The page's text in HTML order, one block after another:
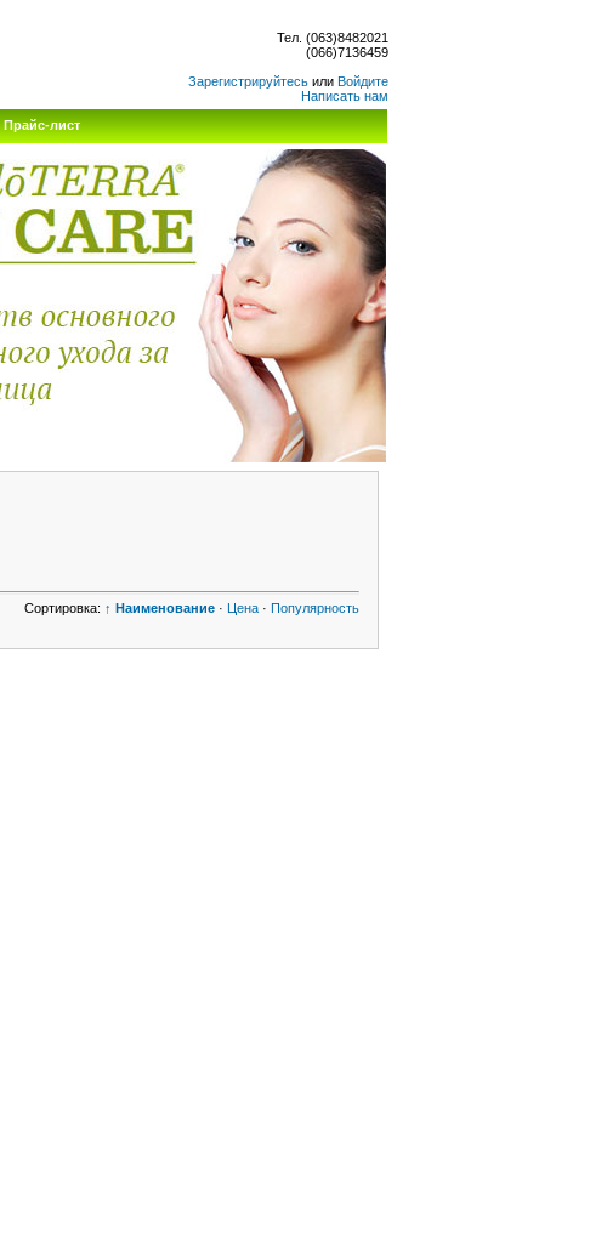
Тел. (063)8482021
(066)7136459
Зарегистрируйтесь или Войдите
Написать нам
Прайс-лист
Сортировка: ↑ Наименование · Цена · Популярность